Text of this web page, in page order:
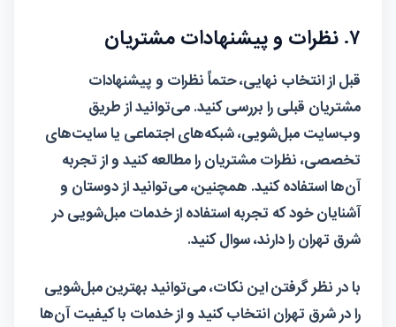
۷. نظرات و پیشنهادات مشتریان
قبل از انتخاب نهایی، حتماً نظرات و پیشنهادات
مشتریان قبلی را بررسی کنید. می‌توانید از طریق
وب‌سایت مبل‌شویی، شبکه‌های اجتماعی یا سایت‌های
تخصصی، نظرات مشتریان را مطالعه کنید و از تجربه
آن‌ها استفاده کنید. همچنین، می‌توانید از دوستان و
آشنایان خود که تجربه استفاده از خدمات مبل‌شویی در
شرق تهران را دارند، سوال کنید.
با در نظر گرفتن این نکات، می‌توانید بهترین مبل‌شویی
را در شرق تهران انتخاب کنید و از خدمات با کیفیت آن‌ها